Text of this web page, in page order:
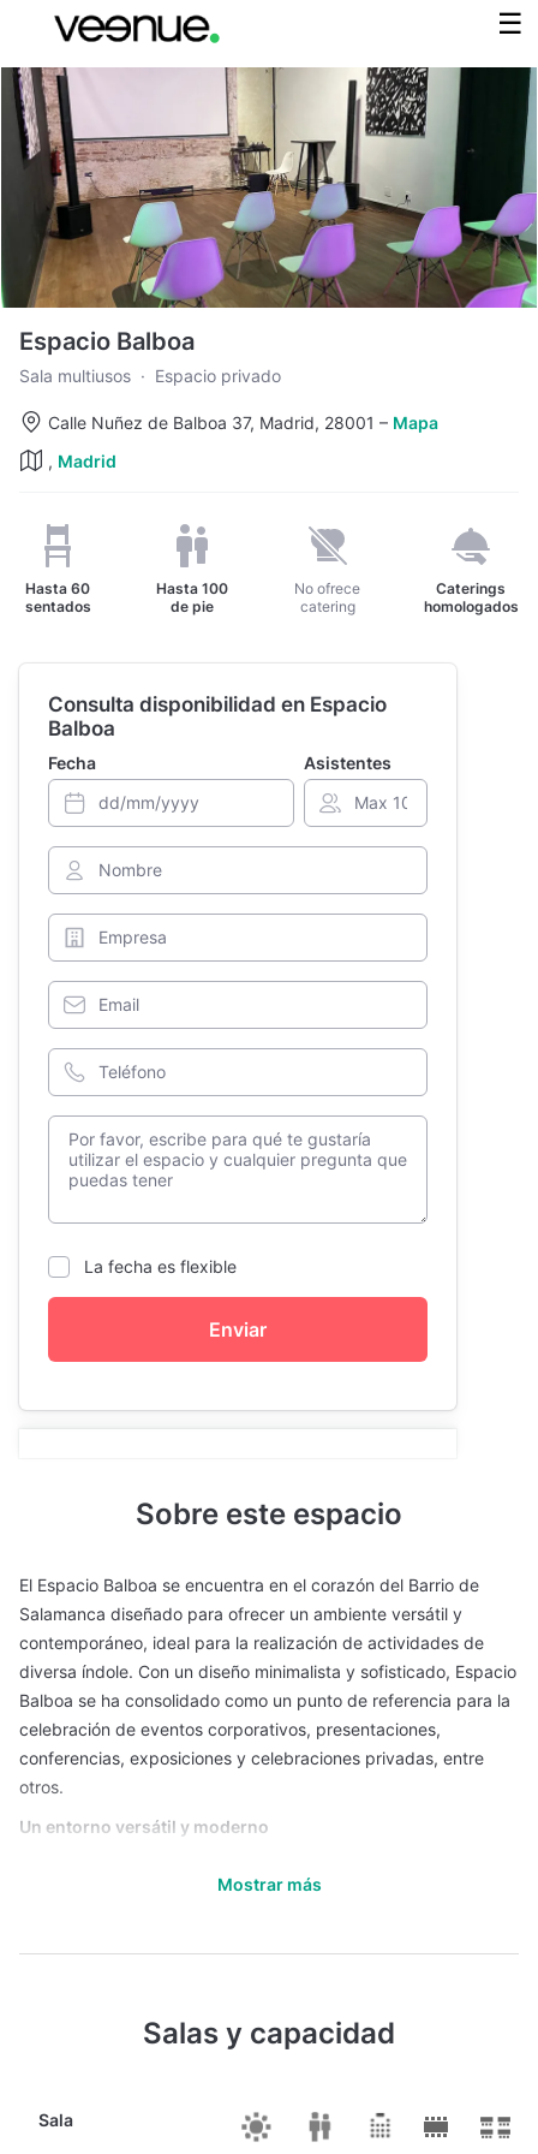
Espacio Balboa
Sala multiusos · Espacio privado
Calle Nuñez de Balboa 37, Madrid, 28001 – Mapa
, Madrid
Hasta 60
sentados
Hasta100
de pie
No ofrece
catering
Caterings
homologados
Consulta disponibilidad en Espacio
Balboa
Fecha Asistentes
La fecha es flexible
Enviar
Sobre este espacio
El Espacio Balboa se encuentra en el corazón del Barrio de
Salamanca diseñado para ofrecer un ambiente versátil y
contemporáneo, ideal para la realización de actividades de
diversa índole. Con un diseño minimalista y sofisticado, Espacio
Balboa se ha consolidado como un punto de referencia para la
celebración de eventos corporativos, presentaciones,
conferencias, exposiciones y celebraciones privadas, entre
otros.
Un entorno versátil y moderno
pueden configurar para adaptarse a las necesidades de cada
reuniones íntimas y workshops hasta grandes eventos,
total del espacio, de manera que cada evento pueda contar
Tecnología y equipamiento de vanguardia
Mostrar más
Salas y capacidad
Sala